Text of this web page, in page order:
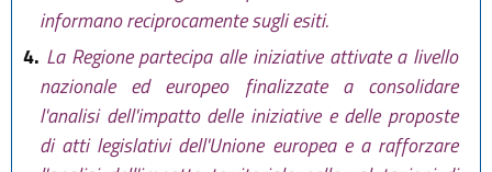
informano reciprocamente sugli esiti.
4. La Regione partecipa alle iniziative attivate a livello
nazionale ed europeo finalizzate a consolidare
l'analisi dell'impatto delle iniziative e delle proposte
di atti legislativi dell'Unione europea e a rafforzare